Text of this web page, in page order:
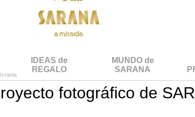
IDEAS de
REGALO
MUNDO de
SARANA
fotográfico de